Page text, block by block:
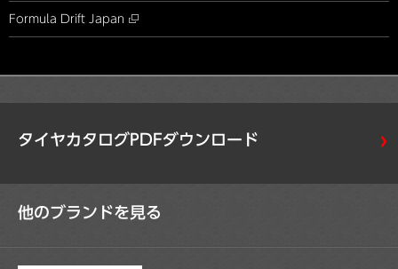
Formula Drift Japan
タイヤカタログPDFダウンロード
他のブランドを見る